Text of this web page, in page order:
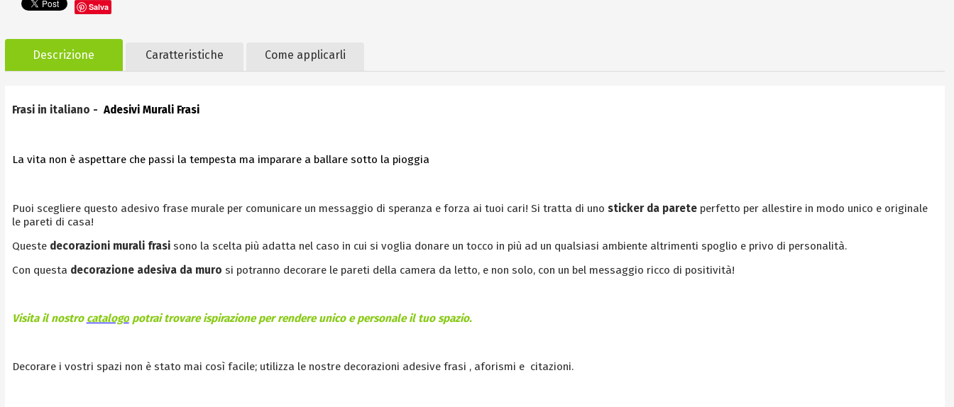
Salva
Descrizione Caratteristiche Come applicarli
Frasi in italiano - Adesivi Murali Frasi
La vita non è aspettare che passi la tempesta ma imparare a ballare sotto la pioggia
Puoi scegliere questo adesivo frase murale per comunicare un messaggio di speranza e forza ai tuoi cari! Si tratta di uno sticker da parete perfetto per allestire in modo unico e originale
le pareti di casa!
Queste decorazioni murali frasi sono la scelta più adatta nel caso in cui si voglia donare un tocco in più ad un qualsiasi ambiente altrimenti spoglio e privo di personalità.
Con questa decorazione adesiva da muro si potranno decorare le pareti della camera da letto, e non solo, con un bel messaggio ricco di positività!
Visita il nostro catalogopotrai trovare ispirazione per rendere unico e personale il tuo spazio.
Decorare i vostri spazi non è stato mai così facile; utilizza le nostre decorazioni adesive frasi , aforismi e citazioni.